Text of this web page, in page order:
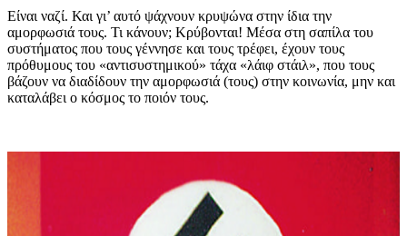
Είναι ναζί. Και γι’ αυτό ψάχνουν κρυψώνα στην ίδια την
αμορφωσιά τους. Τι κάνουν; Κρύβονται! Μέσα στη σαπίλα του
συστήματος που τους γέννησε και τους τρέφει, έχουν τους
πρόθυμους του «αντισυστημικού» τάχα «λάιφ στάιλ», που τους
βάζουν να διαδίδουν την αμορφωσιά (τους) στην κοινωνία, μην και
καταλάβει ο κόσμος το ποιόν τους.